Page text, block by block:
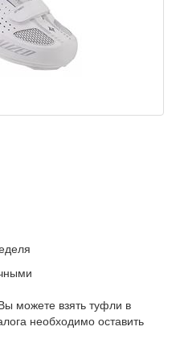
можете взять туфли в
необходимо оставить